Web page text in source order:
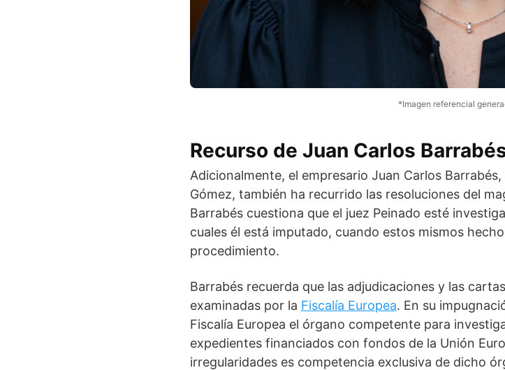
*Imagen referencial
Recurso de Juan Carlos
Adicionalmente, el empresario Juan Carlos
Gómez, también ha recurrido las resoluciones del
Barrabés cuestiona que el juez Peinado esté
cuales él está imputado, cuando estos mismos
procedimiento.
Barrabés recuerda que las adjudicaciones y las
examinadas por la Fiscalía Europea. En su
Fiscalía Europea el órgano competente para
expedientes financiados con fondos de la Unión
irregularidades es competencia exclusiva de dicho